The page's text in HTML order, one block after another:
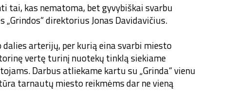
tai, kas nematoma, bet gyvybiškai svarbu
direktorius Jonas Davidavičius.
arterijų, per kurią eina svarbi miesto
vertę turinį nuotekų tinklą siekiame
Darbus atliekame kartu su „Grinda“ vienu
tarnautų miesto reikmėms dar ne vieną